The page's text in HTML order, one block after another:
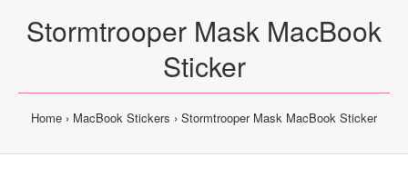
Stormtrooper Mask MacBook
Sticker
Home MacBook Stickers Stormtrooper Mask MacBook Sticker